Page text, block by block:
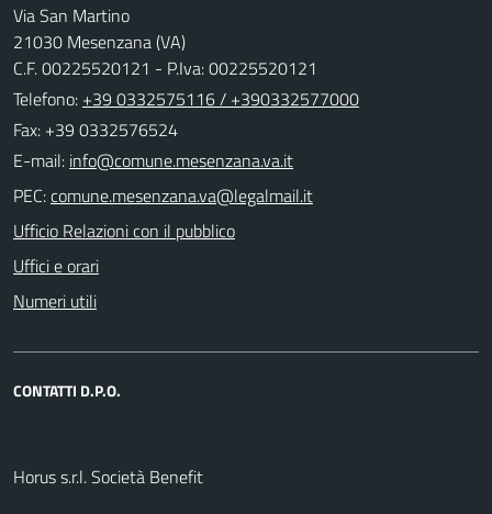
Via San Martino
21030 Mesenzana (VA)
C.F. 00225520121 - P.Iva: 00225520121
Telefono: +39 0332575116 / +390332577000
Fax: +39 0332576524
E-mail:
PEC:
Ufficio Relazioni con il pubblico
Uffici e orari
Numeri utili
CONTATTI D.P.O.
Horus s.r.l. Società Benefit